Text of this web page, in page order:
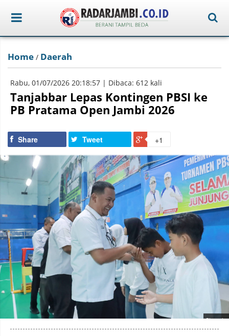
Home / Daerah
Rabu, 01/07/2026 20:18:57 | Dibaca: 612 kali
Tanjabbar Lepas Kontingen PBSI ke
PB Pratama Open Jambi 2026
Share Tweet +1
Photo by